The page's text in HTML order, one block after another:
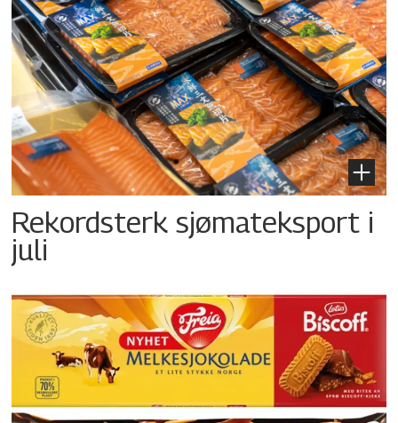
Rekordsterk sjømateksport i
juli